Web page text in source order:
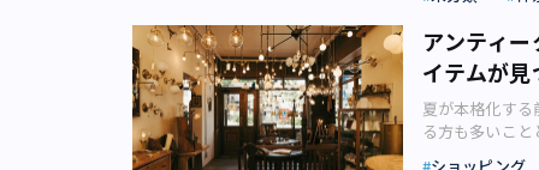
ゴースイーツを
クオリティー
いっぱいに。ぜ
り方にコツが
「マンゴーア
きそうなほうじ
不動の人気味
CHOCOLAT
ル1F TEL：03-
11：00～19:00
ロ銀座線・日
線 有楽町駅よ
のにも貢献し
ス》2017年 ラ
より） 今回の
在に至るまで8
グラスアート
られたメッセ
「紅葉」の別
イノシシでし
のかわりに牛肉
全国的に作ら
き焼きが最高
とともに期間限
りです。 ルー
ー・オータニ
ップされた桜の
見で皆と乾杯で
を勝ち取った
だけの特別な
たい人にもお
店してみては
ト） 東京競馬
する「梅屋」
が、煮込みも
うえに、ボリ
ぞれに適した
ば全体にコク
玉（東京では
る普通の揚げ
ゆずり受けて
会） アナゴを
けで食べられる
適な状態に味
にも相性抜群
です。食べきり
（180g/税込
パートメント
米、大豆）、
ーチにもなり
地グルメが楽し
ます。 屋外で
リリース）【
国のお鍋や日
横浜の赤レンガ
アンティ
イテムが
夏が本格化す
る方も多いこ
がそろったシ
ショッピング